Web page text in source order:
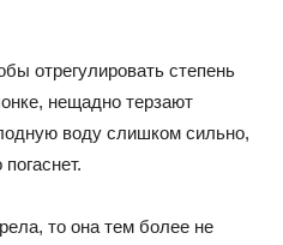
отрегулировать степень
нещадно терзают
воду слишком сильно,
то она тем более не